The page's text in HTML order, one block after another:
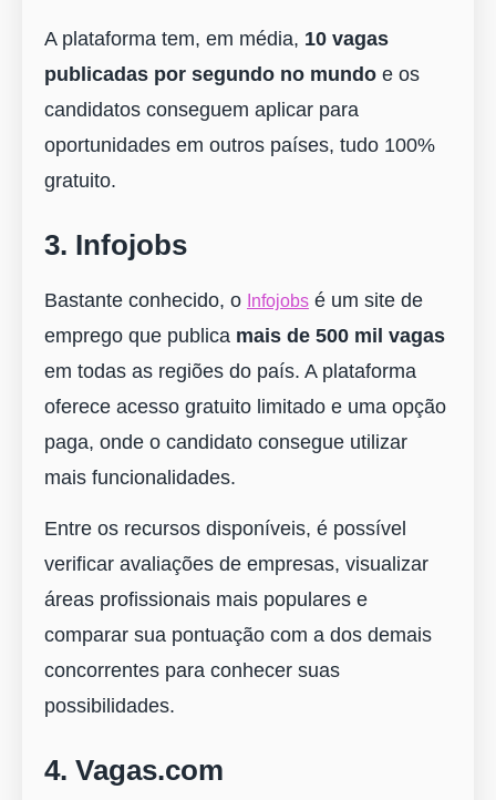
A plataforma tem, em média, 10 vagas
publicadas por segundo no mundo e os
candidatos conseguem aplicar para
oportunidades em outros países, tudo 100%
gratuito.
3. Infojobs
Bastante conhecido, o Infojobs é um site de
emprego que publica mais de 500 mil vagas
em todas as regiões do país. A plataforma
oferece acesso gratuito limitado e uma opção
paga, onde o candidato consegue utilizar
mais funcionalidades.
Entre os recursos disponíveis, é possível
verificar avaliações de empresas, visualizar
áreas profissionais mais populares e
comparar sua pontuação com a dos demais
concorrentes para conhecer suas
possibilidades.
4. Vagas.com